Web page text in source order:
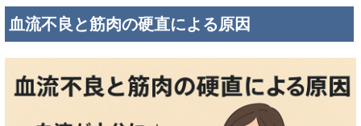
血流不良と筋肉の硬直による原因